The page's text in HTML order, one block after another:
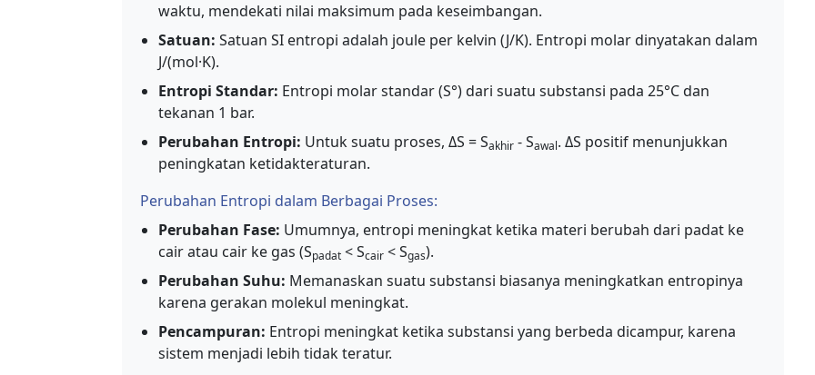
waktu, mendekati nilai maksimum pada keseimbangan.
Satuan: Satuan SI entropi adalah joule per kelvin (J/K). Entropi molar dinyatakan dalam
J/(mol·K).
Entropi Standar: Entropi molar standar (S°) dari suatu substansi pada 25°C dan
tekanan 1 bar.
Perubahan Entropi: Untuk suatu proses, ΔS = Sakhir - Sawal. ΔS positif menunjukkan
peningkatan ketidakteraturan.
Perubahan Entropi dalam Berbagai Proses:
Perubahan Fase: Umumnya, entropi meningkat ketika materi berubah dari padat ke
cair atau cair ke gas (Spadat < Scair < Sgas).
Perubahan Suhu: Memanaskan suatu substansi biasanya meningkatkan entropinya
karena gerakan molekul meningkat.
Pencampuran: Entropi meningkat ketika substansi yang berbeda dicampur, karena
sistem menjadi lebih tidak teratur.